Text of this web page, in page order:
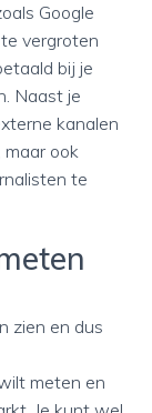
Google
vergroten
bij je
Naast je
kanalen
ook
te
zien en dus
meten en